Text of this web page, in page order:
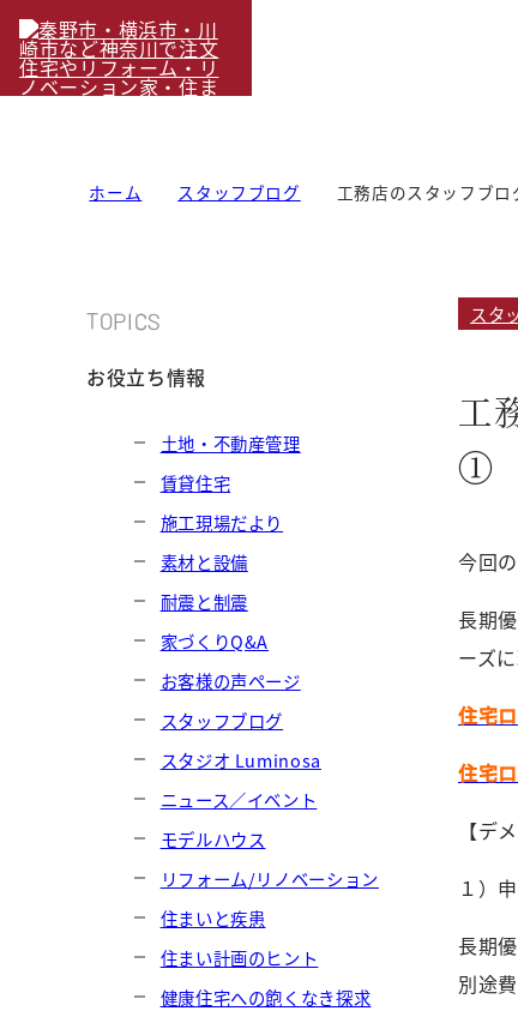
ホーム スタッフブログ 工務店のスタッフブ
スタ
工
①
今回
長期
ーズ
住宅
住宅
【デ
１）
長期
別途
TOPICS
お役立ち情報
土地・不動産管理
賃貸住宅
施工現場だより
素材と設備
耐震と制震
家づくりQ&A
お客様の声ページ
スタッフブログ
スタジオ Luminosa
ニュース／イベント
モデルハウス
リフォーム/リノベーション
住まいと疾患
住まい計画のヒント
健康住宅への飽くなき探求